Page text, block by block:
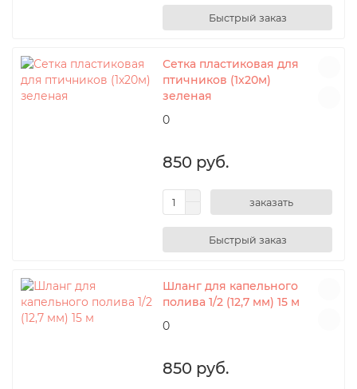
Сетка пластиковая для
птичников (1х20м)
зеленая
0
850 руб.
заказать
Шланг для капельного
полива 1/2 (12,7 мм) 15 м
0
850 руб.